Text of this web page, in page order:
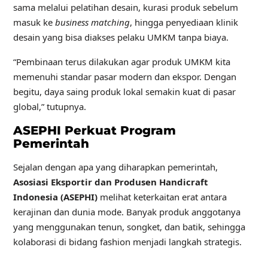
sama melalui pelatihan desain, kurasi produk sebelum
masuk ke business matching, hingga penyediaan klinik
desain yang bisa diakses pelaku UMKM tanpa biaya.
“Pembinaan terus dilakukan agar produk UMKM kita
memenuhi standar pasar modern dan ekspor. Dengan
begitu, daya saing produk lokal semakin kuat di pasar
global,” tutupnya.
ASEPHI Perkuat Program
Pemerintah
Sejalan dengan apa yang diharapkan pemerintah,
Asosiasi Eksportir dan Produsen Handicraft
Indonesia (ASEPHI)melihat keterkaitan erat antara
kerajinan dan dunia mode. Banyak produk anggotanya
yang menggunakan tenun, songket, dan batik, sehingga
kolaborasi di bidang fashion menjadi langkah strategis.